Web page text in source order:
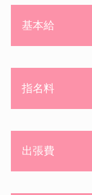
基本給
指名料
出張費